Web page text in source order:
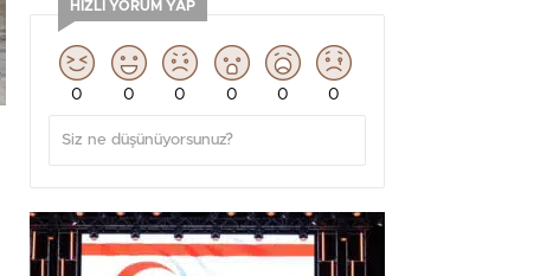
HIZLI YORUM YAP
0 0 0 0 0 0